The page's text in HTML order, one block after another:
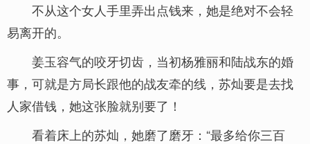
不从这个女人手里弄出点钱来，她是绝对不会轻
易离开的。
姜玉容气的咬牙切齿，当初杨雅丽和陆战东的婚
事，可就是方局长跟他的战友牵的线，苏灿要是去找
人家借钱，她这张脸就别要了！
看着床上的苏灿，她磨了磨牙：“最多给你三百